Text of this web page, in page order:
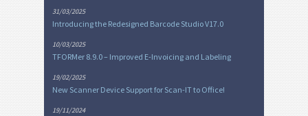
31/03/2025
Introducing the Redesigned Barcode Studio V17.0
10/03/2025
TFORMer 8.9.0 – Improved E-Invoicing and Labeling
19/02/2025
New Scanner Device Support for Scan-IT to Office!
19/11/2024